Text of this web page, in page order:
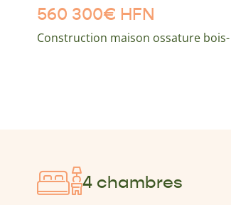
560 300€ HFN
Construction maison ossature bois-
4 chambres